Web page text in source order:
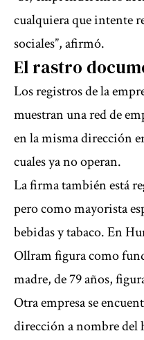
cualquiera que intente
sociales”, afirmó.
El rastro
Los registros de la
muestran una red de
en la misma dirección
cuales ya no operan.
La firma también está
pero como mayorista
bebidas y tabaco. En
Ollram figura como
madre, de 79 años,
Otra empresa se
dirección a nombre